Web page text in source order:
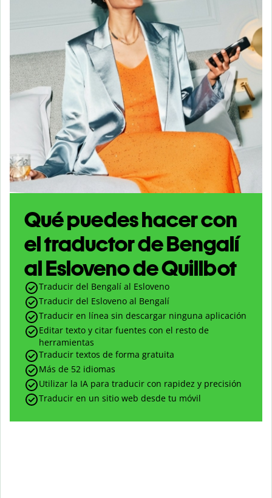
Qué puedes hacer con
el traductor de Bengalí
al Esloveno de Quillbot
Traducir del Bengalí al Esloveno
Traducir del Esloveno al Bengalí
Traducir en línea sin descargar ninguna aplicación
Editar texto y citar fuentes con el resto de
herramientas
Traducir textos de forma gratuita
Más de 52 idiomas
Utilizar la IA para traducir con rapidez y precisión
Traducir en un sitio web desde tu móvil